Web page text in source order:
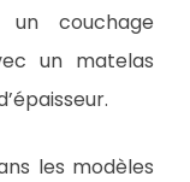
couchage
un matelas
les modèles